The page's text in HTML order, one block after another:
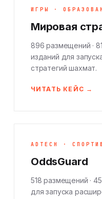
ИГРЫ ·
Мировая
896 размещений ·
изданий для
стратегий шахмат.
ЧИТАТЬ КЕЙС →
ADTECH ·
OddsGuard
518 размещений ·
для запуска